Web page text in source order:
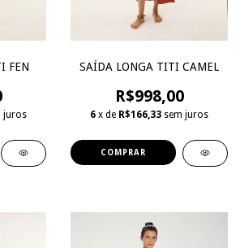
FEN
juros
SAÍDA LONGA TITI CAMEL
R$998,00
6 x de R$166,33 sem juros
COMPRAR